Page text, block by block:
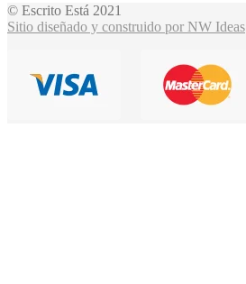
© Escrito Está 2021
Sitio diseñado y construido por NW Ideas